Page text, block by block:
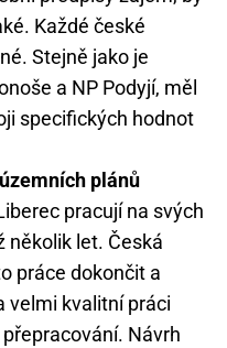
Každé české
Stejně jako je
a NP Podyjí, měl
specifických hodnot
plánů
pracují na svých
několik let. Česká
práce dokončit a
velmi kvalitní práci
Návrh